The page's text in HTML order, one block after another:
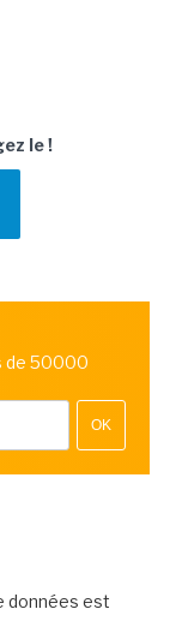
le !
de 50000
OK
données est